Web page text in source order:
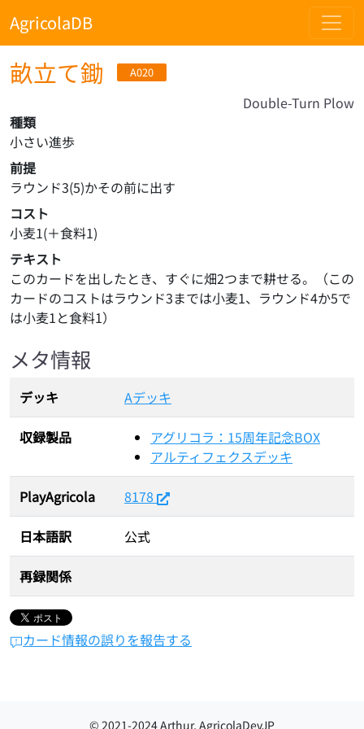
AgricolaDB
畝立て鋤 A020
Double-Turn Plow
種類
小さい進歩
前提
ラウンド3(5)かその前に出す
コスト
小麦1(＋食料1)
テキスト
このカードを出したとき、すぐに畑2つまで耕せる。（この
カードのコストはラウンド3までは小麦1、ラウンド4か5で
は小麦1と食料1）
メタ情報
デッキ Aデッキ
収録製品
アグリコラ：15周年記念BOX
アルティフェクスデッキ
PlayAgricola 8178
日本語訳 公式
再録関係
カード情報の誤りを報告する
© 2021-2024Arthur, AgricolaDevJP